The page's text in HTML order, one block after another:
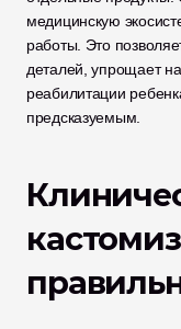
медицинскую
работы. Это
деталей, упрощает
реабилитации
предсказуемым.